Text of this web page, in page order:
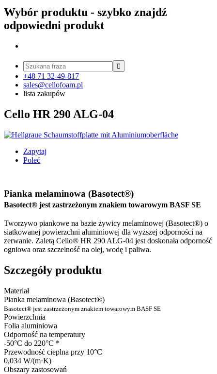
Wybór produktu - szybko znajdź
odpowiedni produkt

+48 71 32-49-817
sales@cellofoam.pl
lista zakupów
Cello HR 290 ALG-04
Zapytaj
Poleć
Pianka melaminowa (Basotect®)
Basotect® jest zastrzeżonym znakiem towarowym BASF SE
Tworzywo piankowe na bazie żywicy melaminowej (Basotect®) o
siatkowanej powierzchni aluminiowej dla wyższej odporności na
zerwanie. Zaletą Cello® HR 290 ALG-04 jest doskonała odporność
ogniowa oraz szczelność na olej, wodę i paliwa.
Szczegóły produktu
Materiał
Pianka melaminowa (Basotect®)
Basotect® jest zastrzeżonym znakiem towarowym BASF SE
Powierzchnia
Folia aluminiowa
Odporność na temperatury
-50°C do 220°C *
Przewodność cieplna przy 10°C
0,034 W/(m·K)
Obszary zastosowań